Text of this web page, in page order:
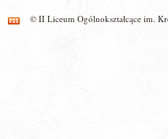
© II Liceum Ogólnokształcące im.